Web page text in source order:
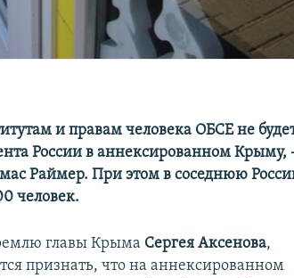
и правам человека ОБСЕ не
России в аннексированном Крыму,
Раймер. При этом в соседнюю
человек.
главы Крыма Сергея Аксенова,
признать, что на аннексированном